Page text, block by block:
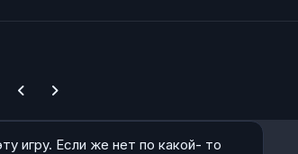
Previous carousel slide
Next carousel slide
игру. Если же нет по какой- то